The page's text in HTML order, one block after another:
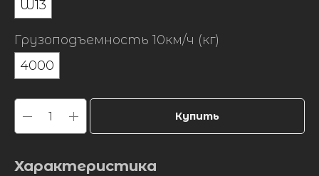
W13
Грузоподъемность 10км/ч (кг)
4000
Купить
Характеристика